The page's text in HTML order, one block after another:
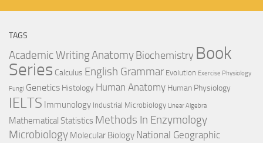
TAGS
Academic WritingAnatomy Biochemistry Book
Series Calculus English Grammar Evolution Exercise Physiology
Fungi Genetics Histology Human Anatomy Human Physiology
IELTS Immunology Industrial Microbiology Linear Algebra
Mathematical Statistics Methods In Enzymology
Microbiology Molecular Biology National Geographic